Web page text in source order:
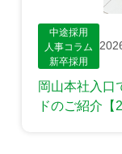
中途採用
人事コラム
新卒採用
岡山本社入口
ドのご紹介【